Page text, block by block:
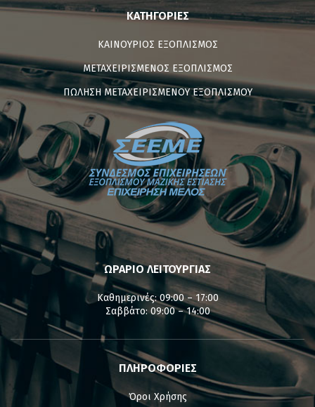
ΚΑΤΗΓΟΡΊΕΣ
ΚΑΙΝΟΥΡΙΟΣ ΕΞΟΠΛΙΣΜΟΣ
ΜΕΤΑΧΕΙΡΙΣΜΕΝΟΣ ΕΞΟΠΛΙΣΜΟΣ
ΠΩΛΗΣΗ ΜΕΤΑΧΕΙΡΙΣΜΕΝΟΥ ΕΞΟΠΛΙΣΜΟΥ
ΩΡΑΡΙΟ ΛΕΙΤΟΥΡΓΙΑΣ
Καθημερινές: 09:00 – 17:00
Σαββάτο: 09:00 – 14:00
ΠΛΗΡΟΦΟΡΙΕΣ
Όροι Χρήσης